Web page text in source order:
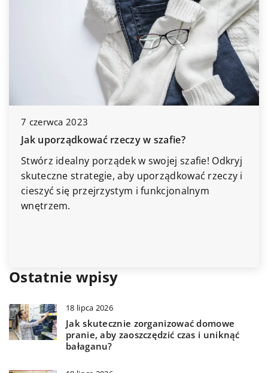
7 czerwca 2023
Jak uporządkować rzeczy w szafie?
Stwórz idealny porządek w swojej szafie! Odkryj
skuteczne strategie, aby uporządkować rzeczy i
cieszyć się przejrzystym i funkcjonalnym
wnętrzem.
Ostatnie wpisy
18 lipca 2026
Jak skutecznie zorganizować domowe
pranie, aby zaoszczędzić czas i uniknąć
bałaganu?